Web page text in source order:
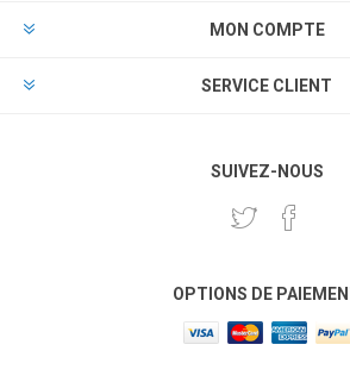
MON COMPTE
SERVICE CLIENT
SUIVEZ-NOUS
OPTIONS DE